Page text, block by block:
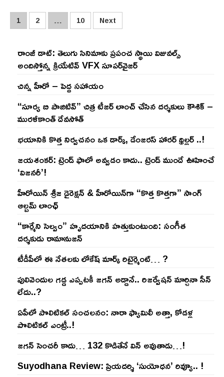
Posts
1 2 … 10 Next
రాంజీ డాట్: తెలుగు సినిమాకు ప్రపంచ స్థాయి విజువల్స్
అందిస్తోన్న క్రియేటివ్ VFX సూపర్‌వైజర్
చిన్న హీరో – పెద్ద సహాయం
“సూర్య బి పాజిటివ్” చిత్ర టీజర్ లాంచ్ చేసిన‌ దర్శకులు కౌశిక్ –
మురళీకాంత్ దేవసోత్
భయానికి కొత్త నిర్వచనం ఒక డార్క్, డేంజరస్ హారర్ థ్రిల్లర్ ..!
జయశంకర్: ట్రెండ్‌ ఫాలో అవ్వడం కాదు.. ట్రెండ్‌ ముందే ఊహించే
‘విజనరీ’!
హీరోయిన్ శ్రీజ డైరెక్ష‌న్ & హీరోయిన్‌గా “కొత్త కొత్తగా” సాంగ్
ఆల్బమ్ లాంఛ్
“కార్మేని సెల్వం” హృదయానికి హత్తుకుంటుంది: సంగీత
దర్శకుడు రామానుజన్
టీడీపీలో ఈ నేత‌ల‌కు లోకేష్ మార్క్ రిటైర్మెంట్‌… ?
పులివెందుల గ‌డ్డ ఎప్ప‌ట‌కీ జ‌గ‌న్ అడ్డానే.. రిజ‌ర్వేష‌న్ మార్చినా సీన్
లేదు..?
ఏపీలో పొలిటిక‌ల్ సంచ‌ల‌నం: నారా ఫ్యామిలీ అత్తా, కోడ‌ళ్ల
పొలిటికల్ ఎంట్రీ..!
జ‌గ‌న్ సెంచ‌రీ కాదు… 132 కొడితేనే విన్ అవుతాడు…!
Suyodhana Review: ప్రియదర్శి ‘సుయోధన’ రివ్యూ.. !